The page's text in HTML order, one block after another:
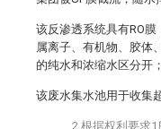
该反渗透系统具有RO
属离子、有机物、胶体
的纯水和浓缩水区分开；
该废水集水池用于收集
2.根据权利要求